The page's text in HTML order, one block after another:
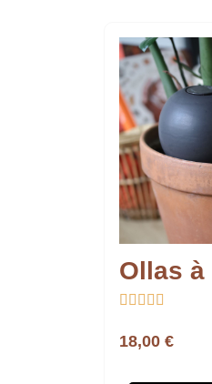
    
18,00 €